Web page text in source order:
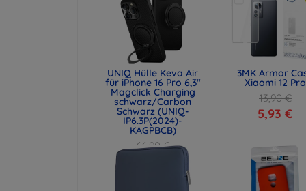
UNIQ Hülle Keva Air
für iPhone 16 Pro 6,3"
Magclick Charging
schwarz/Carbon
Schwarz (UNIQ-
IP6.3P(2024)-
KAGPBCB)
66,90 €
3MK Armor
Xiaomi 12 Pro
13,90 €
5,93 €